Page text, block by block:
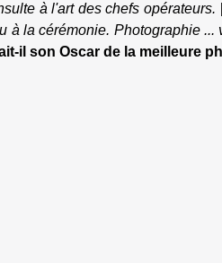
à l'art des chefs opérateurs.
à la cérémonie. Photographie ...
il son Oscar de la meilleure